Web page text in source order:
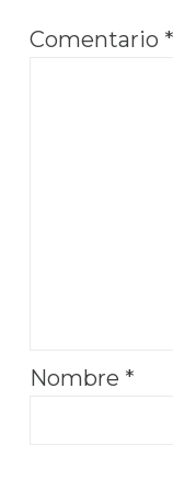
Comentario *
Nombre *